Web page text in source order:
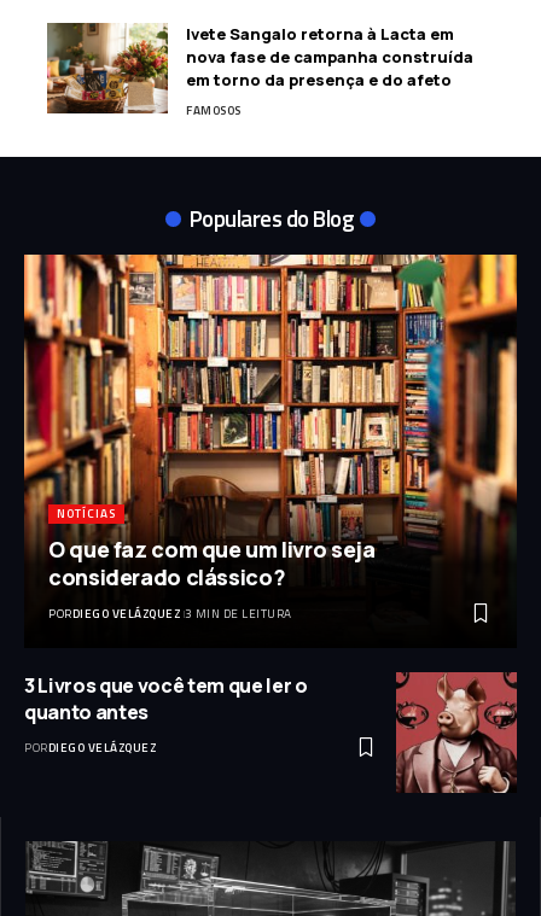
Ivete Sangalo retorna à Lacta em
nova fase de campanha construída
em torno da presença e do afeto
FAMOSOS
Populares do Blog
NOTÍCIAS
O que faz com que um livro seja
considerado clássico?
PORDIEGO VELÁZQUEZ 3 MIN DE LEITURA
3 Livros que você tem que ler o
quanto antes
PORDIEGO VELÁZQUEZ